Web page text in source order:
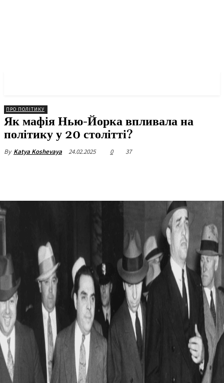
ПРО ПОЛІТИКУ
Як мафія Нью-Йорка впливала на
політику у 20 столітті?
By Katya Koshevaya 24.02.2025 0 37